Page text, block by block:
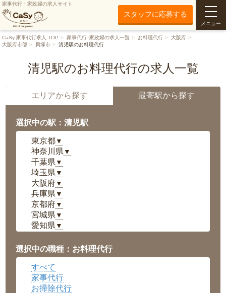
家事代行・家政婦の求人サイト
スタッフに応募する
メニュー
CaSy 家事代行求人 TOP 家事代行･家政婦の求人一覧 お料理代行
大阪府
大阪府市部
貝塚市 清児駅のお料理代行
清児駅のお料理代行の求人一覧
エリアから探す 最寄駅から探す
選択中の駅：清児駅
東京都▼
神奈川県 ▼
千葉県 ▼
埼玉県 ▼
大阪府▼
兵庫県 ▼
京都府▼
宮城県 ▼
愛知県 ▼
岡山県▼
広島県▼
沖縄県
選択中の職種：お料理代行
すべて
家事代行
お掃除代行